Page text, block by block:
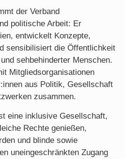
der Verband
politische Arbeit: Er
entwickelt Konzepte,
sensibilisiert die Öffentlichkeit
sehbehinderter Menschen.
Mitgliedsorganisationen
aus Politik, Gesellschaft
zusammen.
eine inklusive Gesellschaft,
Rechte genießen,
und blinde sowie
uneingeschränkten Zugang